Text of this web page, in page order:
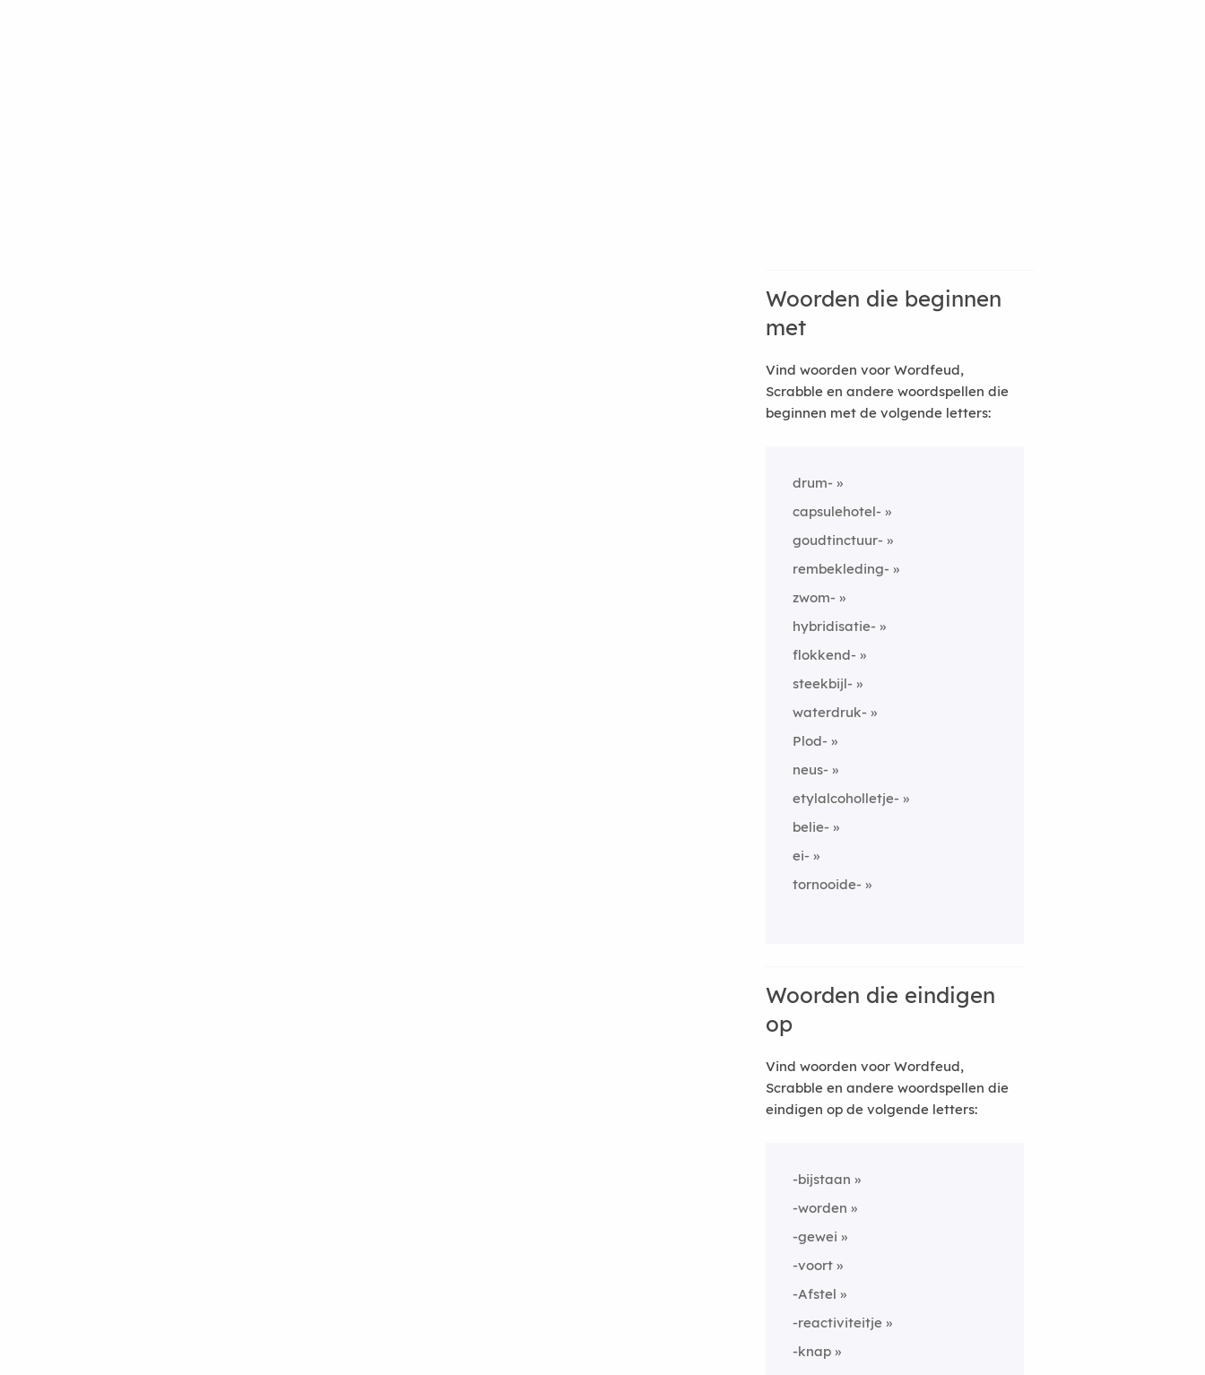
Woorden die beginnen
met
Vind woorden voor Wordfeud,
Scrabble en andere woordspellen die
beginnen met de volgende letters:
drum-
capsulehotel-
goudtinctuur-
rembekleding-
zwom-
hybridisatie-
flokkend-
steekbijl-
waterdruk-
Plod-
neus-
etylalcoholletje-
belie-
ei-
tornooide-
Woorden die eindigen
op
Vind woorden voor Wordfeud,
Scrabble en andere woordspellen die
eindigen op de volgende letters:
-bijstaan
-worden
-gewei
-voort
-Afstel
-reactiviteitje
-knap